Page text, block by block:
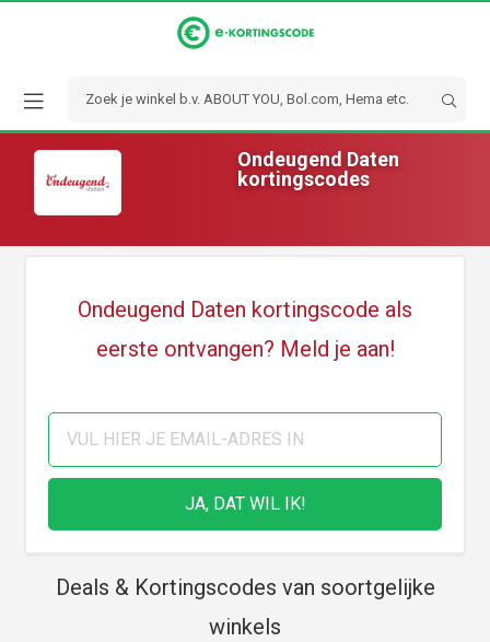
Ondeugend Daten
kortingscodes
Ondeugend Daten kortingscode als
eerste ontvangen? Meld je aan!
Deals & Kortingscodes van soortgelijke
winkels